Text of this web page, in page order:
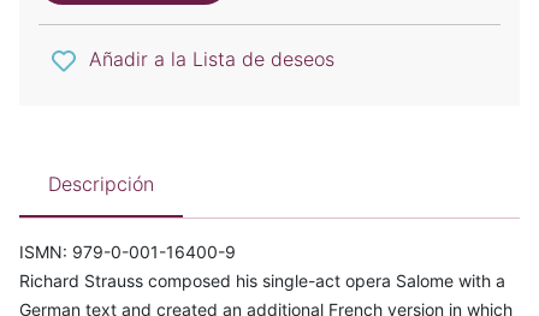
Añadir a la Lista de deseos
Descripción
ISMN: 979-0-001-16400-9
Richard Strauss composed his single-act opera Salome with a
German text and created an additional French version in which